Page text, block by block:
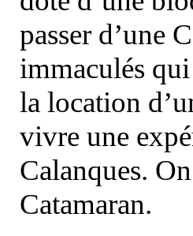
passer d’une
immaculés
la location
vivre une
Calanques.
Catamaran.